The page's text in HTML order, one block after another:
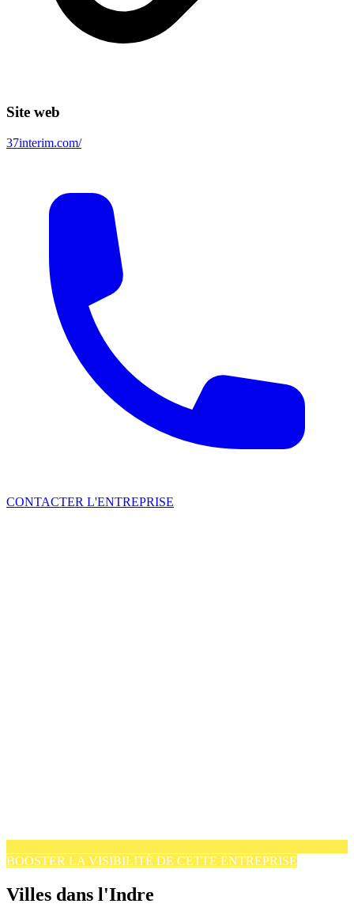
Site web
37interim.com/
CONTACTER L'ENTREPRISE
BOOSTER LA VISIBILITÉ DE CETTE ENTREPRISE
Villes dans l'Indre